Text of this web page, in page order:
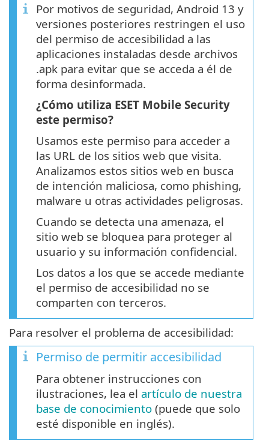
Por motivos de seguridad, Android 13 y
versiones posteriores restringen el uso
del permiso de accesibilidad a las
aplicaciones instaladas desde archivos
.apk para evitar que se acceda a él de
forma desinformada.
¿Cómo utiliza ESET Mobile Security
este permiso?
Usamos este permiso para acceder a
las URL de los sitios web que visita.
Analizamos estos sitios web en busca
de intención maliciosa, como phishing,
malware u otras actividades peligrosas.
Cuando se detecta una amenaza, el
sitio web se bloquea para proteger al
usuario y su información confidencial.
Los datos a los que se accede mediante
el permiso de accesibilidad no se
comparten con terceros.
Para resolver el problema de accesibilidad:
Permiso de permitir accesibilidad
Para obtener instrucciones con
ilustraciones, lea el artículo de nuestra
base de conocimiento (puede que solo
esté disponible en inglés).